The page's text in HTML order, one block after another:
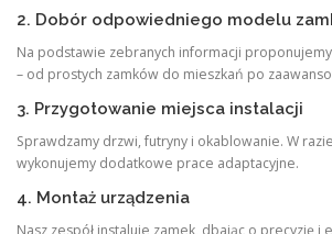
2. Dobór odpowiedniego modelu
Na podstawie zebranych informacji
– od prostych zamków do mieszkań po
3. Przygotowanie miejsca instalacji
Sprawdzamy drzwi, futryny i okablowanie. W
wykonujemy dodatkowe prace adaptacyjne.
4. Montaż urządzenia